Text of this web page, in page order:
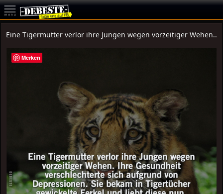
Eine Tigermutter verlor ihre Jungen wegen vorzeitiger Wehen..
Merken